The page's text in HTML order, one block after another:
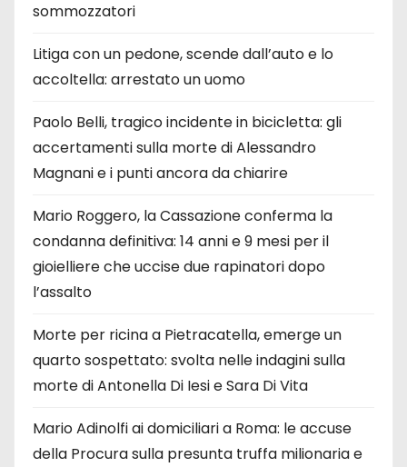
sommozzatori
Litiga con un pedone, scende dall’auto e lo
accoltella: arrestato un uomo
Paolo Belli, tragico incidente in bicicletta: gli
accertamenti sulla morte di Alessandro
Magnani e i punti ancora da chiarire
Mario Roggero, la Cassazione conferma la
condanna definitiva: 14 anni e 9 mesi per il
gioielliere che uccise due rapinatori dopo
l’assalto
Morte per ricina a Pietracatella, emerge un
quarto sospettato: svolta nelle indagini sulla
morte di Antonella Di Iesi e Sara Di Vita
Mario Adinolfi ai domiciliari a Roma: le accuse
della Procura sulla presunta truffa milionaria e